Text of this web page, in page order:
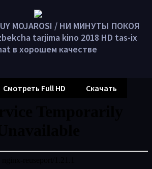
MOJAROSI / НИ МИНУТЫ ПОКОЯ
tarjima kino 2018 HD tas-ix
в хорошем качестве
Смотреть Full HD Скачать